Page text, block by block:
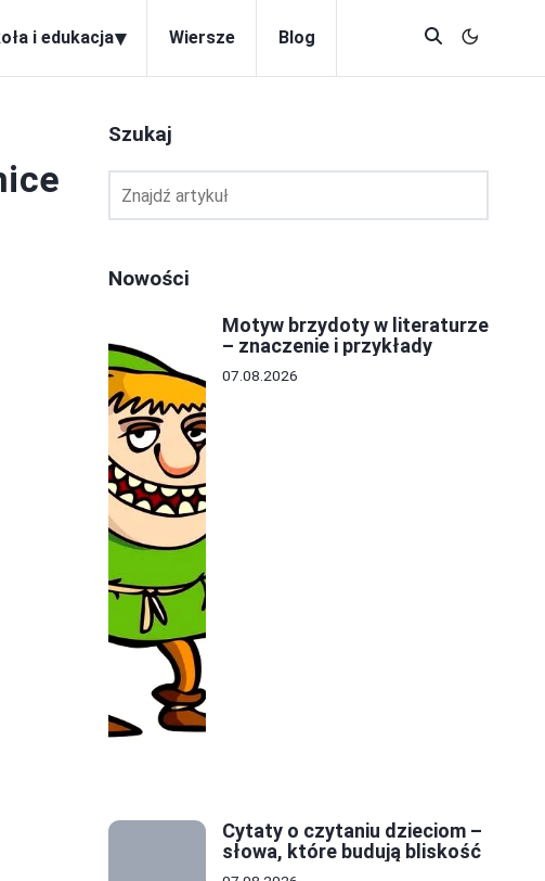
i edukacja▾ Wiersze Blog
Szukaj
Nowości
Motyw brzydoty w literaturze
– znaczenie i przykłady
07.08.2026
Cytaty o czytaniu dzieciom –
słowa, które budują bliskość